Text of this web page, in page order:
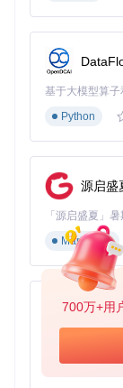
700万+用
基于大模型算
Python
源启盛
Markdown
py-
Python